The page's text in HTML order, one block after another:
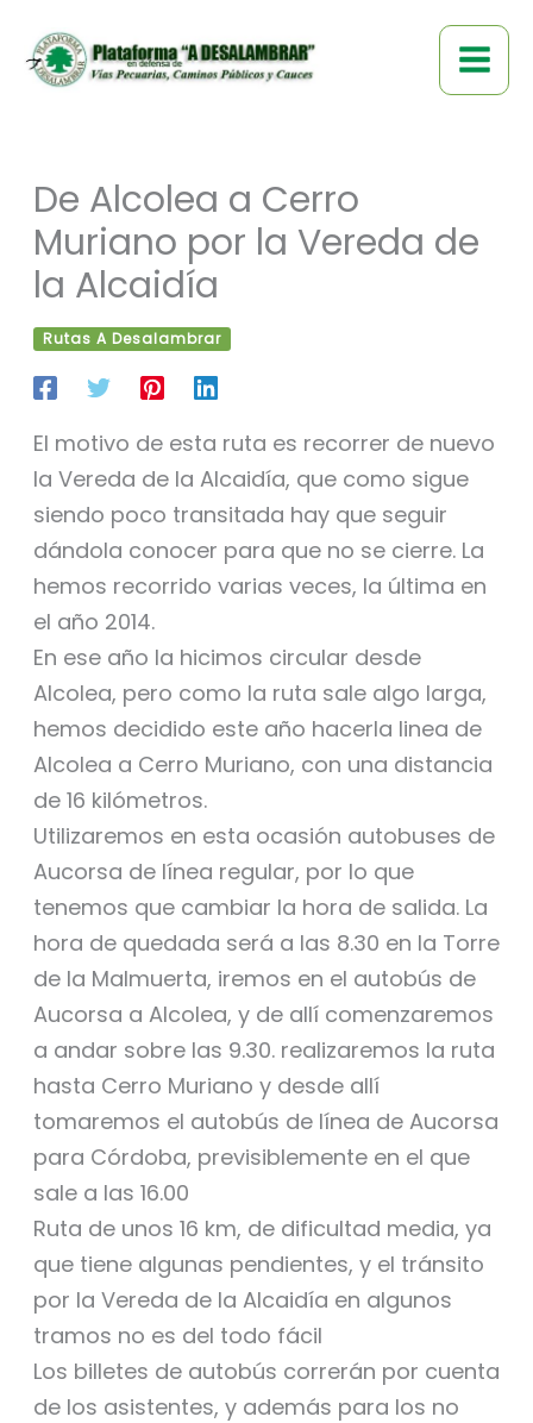
contenido
De Alcolea a Cerro
Muriano por la Vereda de
la Alcaidía
Rutas A Desalambrar
El motivo de esta ruta es recorrer de nuevo
la Vereda de la Alcaidía, que como sigue
siendo poco transitada hay que seguir
dándola conocer para que no se cierre. La
hemos recorrido varias veces, la última en
el año 2014.
En ese año la hicimos circular desde
Alcolea, pero como la ruta sale algo larga,
hemos decidido este año hacerla linea de
Alcolea a Cerro Muriano, con una distancia
de 16 kilómetros.
Utilizaremos en esta ocasión autobuses de
Aucorsa de línea regular, por lo que
tenemos que cambiar la hora de salida. La
hora de quedada será a las 8.30 en la Torre
de la Malmuerta, iremos en el autobús de
Aucorsa a Alcolea, y de allí comenzaremos
a andar sobre las 9.30. realizaremos la ruta
hasta Cerro Muriano y desde allí
tomaremos el autobús de línea de Aucorsa
para Córdoba, previsiblemente en el que
sale a las 16.00
Ruta de unos 16 km, de dificultad media, ya
que tiene algunas pendientes, y el tránsito
por la Vereda de la Alcaidía en algunos
tramos no es del todo fácil
Los billetes de autobús correrán por cuenta
de los asistentes, y además para los no